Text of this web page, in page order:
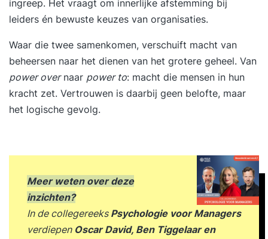
ingreep. Het vraagt om innerlijke afstemming bij
leiders én bewuste keuzes van organisaties.
Waar die twee samenkomen, verschuift macht van
beheersen naar het dienen van het grotere geheel. Van
power overnaar power to: macht die mensen in hun
kracht zet. Vertrouwen is daarbij geen belofte, maar
het logische gevolg.
Meer weten over deze
inzichten?
In de collegereeks Psychologie voor Managers
verdiepen Oscar David, Ben Tiggelaar en